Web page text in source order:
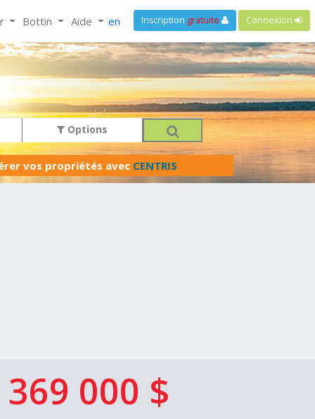
Bottin Aide en Inscription gratuite Connexion
Options
vos propriétés avec CENTRIS
369 000 $